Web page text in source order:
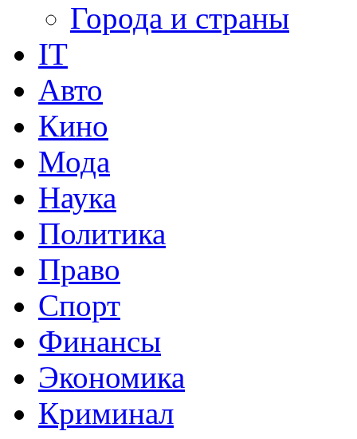
Города и страны
IT
Авто
Кино
Мода
Наука
Политика
Право
Спорт
Финансы
Экономика
Криминал